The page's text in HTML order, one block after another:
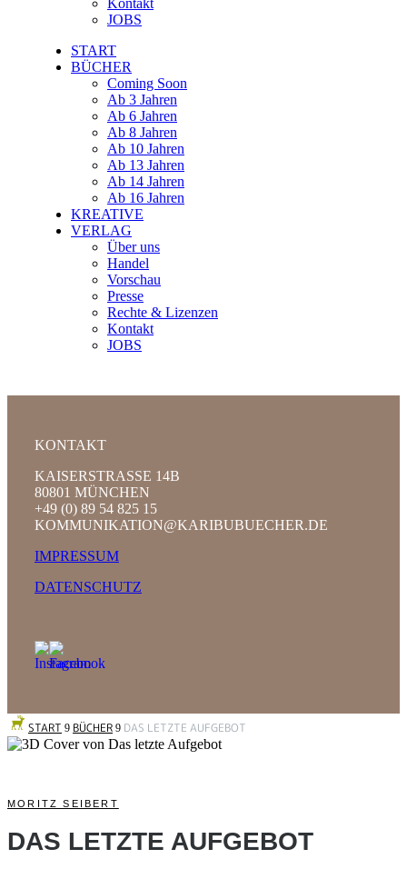
Kontakt
JOBS
START
BÜCHER
Coming Soon
Ab 3 Jahren
Ab 6 Jahren
Ab 8 Jahren
Ab 10 Jahren
Ab 13 Jahren
Ab 14 Jahren
Ab 16 Jahren
KREATIVE
VERLAG
Über uns
Handel
Vorschau
Presse
Rechte & Lizenzen
Kontakt
JOBS
KONTAKT
KAISERSTRASSE 14B
80801 MÜNCHEN
+49 (0) 89 54 825 15
KOMMUNIKATION@KARIBUBUECHER.DE
IMPRESSUM
DATENSCHUTZ
START 9 BÜCHER 9 DAS LETZTE AUFGEBOT
MORITZ SEIBERT
DAS LETZTE AUFGEBOT